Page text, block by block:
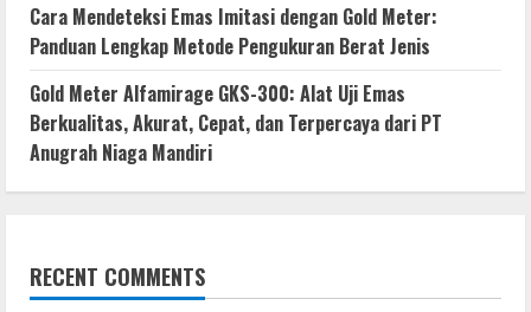
Cara Mendeteksi Emas Imitasi dengan Gold Meter:
Panduan Lengkap Metode Pengukuran Berat Jenis
Gold Meter Alfamirage GKS-300: Alat Uji Emas
Berkualitas, Akurat, Cepat, dan Terpercaya dari PT
Anugrah Niaga Mandiri
RECENT COMMENTS